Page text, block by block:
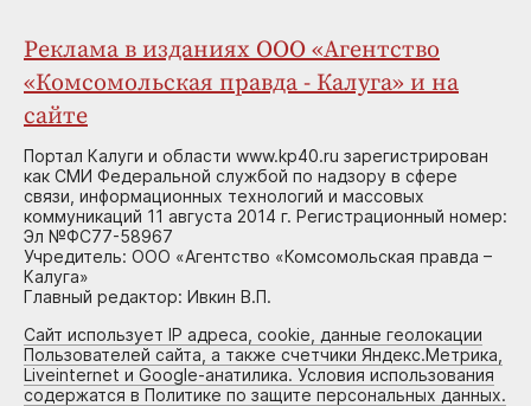
Реклама в изданиях ООО «Агентство
«Комсомольская правда - Калуга» и на
сайте
Портал Калуги и области www.kp40.ru зарегистрирован
как СМИ Федеральной службой по надзору в сфере
связи, информационных технологий и массовых
коммуникаций 11 августа 2014 г. Регистрационный номер:
Эл №ФС77-58967
Учредитель: ООО «Агентство «Комсомольская правда –
Калуга»
Главный редактор: Ивкин В.П.
Сайт использует IP адреса, cookie, данные геолокации
Пользователей сайта, а также счетчики Яндекс.Метрика,
Liveinternet и Google-анатилика. Условия использования
содержатся в Политике по защите персональных данных.